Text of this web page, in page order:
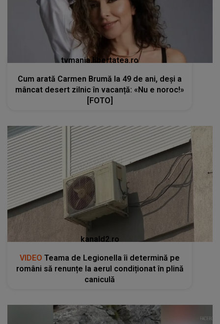
tvmania.libertatea.ro
Cum arată Carmen Brumă la 49 de ani, deși a
mâncat desert zilnic în vacanță: «Nu e noroc!»
[FOTO]
kanald2.ro
VIDEO Teama de Legionella îi determină pe
români să renunțe la aerul condiționat în plină
caniculă